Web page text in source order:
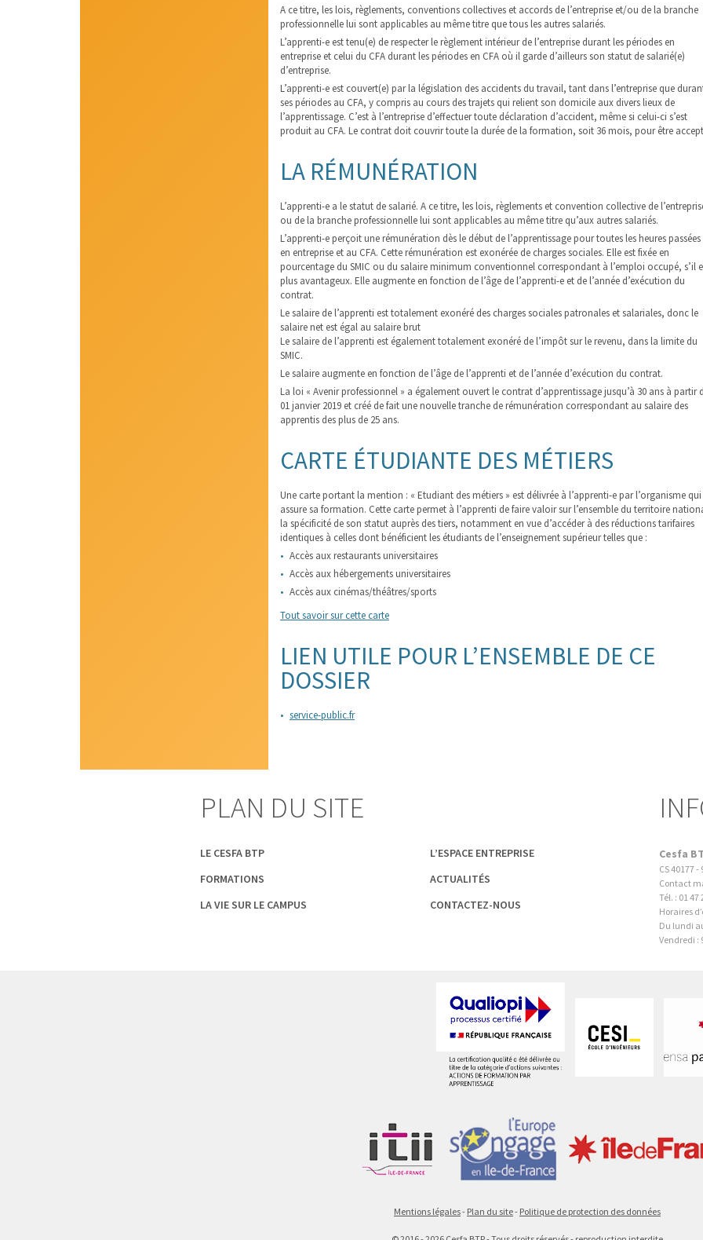
A ce titre, les lois, règlements, conventions collectives et accords de l’entreprise et/ou de la branche
professionnelle lui sont applicables au même titre que tous les autres salariés.
L’apprenti-e est tenu(e) de respecter le règlement intérieur de l’entreprise durant les périodes en
entreprise et celui du CFA durant les périodes en CFA où il garde d’ailleurs son statut de salarié(e)
d’entreprise.
L’apprenti-e est couvert(e) par la législation des accidents du travail, tant dans l’entreprise que
ses périodes au CFA, y compris au cours des trajets qui relient son domicile aux divers lieux de
l’apprentissage. C’est à l’entreprise d’effectuer toute déclaration d’accident, même si celui-ci s’est
produit au CFA. Le contrat doit couvrir toute la durée de la formation, soit 36 mois, pour être
LA RÉMUNÉRATION
L’apprenti-e a le statut de salarié. A ce titre, les lois, règlements et convention collective de
ou de la branche professionnelle lui sont applicables au même titre qu’aux autres salariés.
L’apprenti-e perçoit une rémunération dès le début de l’apprentissage pour toutes les heures passées
en entreprise et au CFA. Cette rémunération est exonérée de charges sociales. Elle est fixée en
pourcentage du SMIC ou du salaire minimum conventionnel correspondant à l’emploi occupé, s’il
plus avantageux. Elle augmente en fonction de l’âge de l’apprenti-e et de l’année d’exécution du
contrat.
Le salaire de l’apprenti est totalement exonéré des charges sociales patronales et salariales, donc le
salaire net est égal au salaire brut
Le salaire de l’apprenti est également totalement exonéré de l’impôt sur le revenu, dans la limite du
SMIC.
Le salaire augmente en fonction de l’âge de l’apprenti et de l’année d’exécution du contrat.
La loi « Avenir professionnel » a également ouvert le contrat d’apprentissage jusqu’à 30 ans à partir
01 janvier 2019 et créé de fait une nouvelle tranche de rémunération correspondant au salaire des
apprentis des plus de 25 ans.
CARTE ÉTUDIANTE DES MÉTIERS
Une carte portant la mention : « Etudiant des métiers » est délivrée à l’apprenti-e par l’organisme qui
assure sa formation. Cette carte permet à l’apprenti de faire valoir sur l’ensemble du territoire
la spécificité de son statut auprès des tiers, notamment en vue d’accéder à des réductions tarifaires
identiques à celles dont bénéficient les étudiants de l’enseignement supérieur telles que :
Accès aux restaurants universitaires
Accès aux hébergements universitaires
Accès aux cinémas/théâtres/sports
Tout savoir sur cette carte
LIEN UTILE POUR L’ENSEMBLE DE CE
DOSSIER
service-public.fr
PLAN DU SITE
LE CESFA BTP
FORMATIONS
LA VIE SUR LE CAMPUS
L’ESPACE ENTREPRISE
ACTUALITÉS
CONTACTEZ-NOUS
Cesfa
CS 40177-
Contact
Tél. : 01 47
Horaires
Du lundi
Vendredi :
Mentions légales Plan du site Politique de protection des données